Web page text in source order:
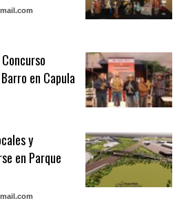
en Capula
y
en Parque